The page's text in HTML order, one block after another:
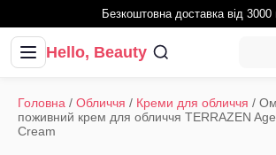
Безкоштовна доставка від 3000
Hello, Beauty
Головна / Обличчя / Креми для обличчя /
поживний крем для обличчя TERRAZEN
Cream